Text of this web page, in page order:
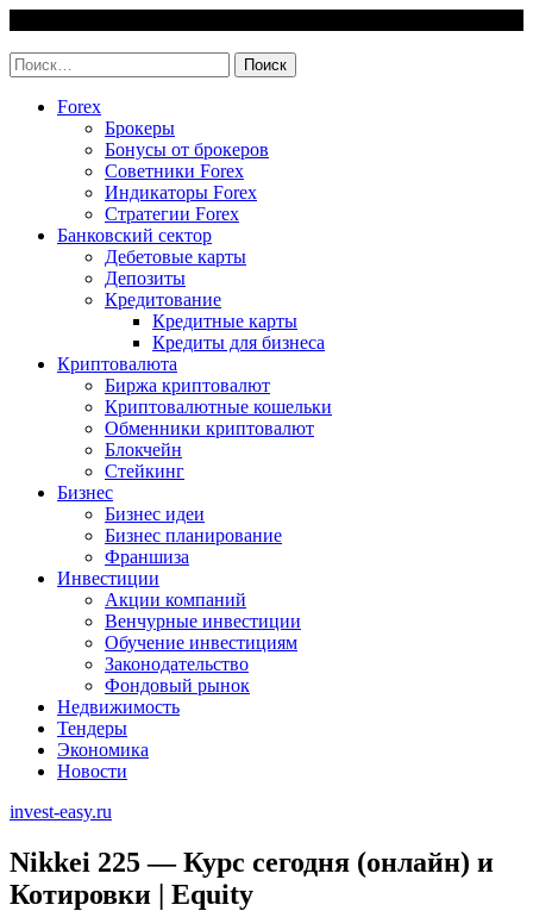
content
Найти:
Forex
Брокеры
Бонусы от брокеров
Советники Forex
Индикаторы Forex
Стратегии Forex
Банковский сектор
Дебетовые карты
Депозиты
Кредитование
Кредитные карты
Кредиты для бизнеса
Криптовалюта
Биржа криптовалют
Криптовалютные кошельки
Обменники криптовалют
Блокчейн
Стейкинг
Бизнес
Бизнес идеи
Бизнес планирование
Франшиза
Инвестиции
Акции компаний
Венчурные инвестиции
Обучение инвестициям
Законодательство
Фондовый рынок
Недвижимость
Тендеры
Экономика
Новости
invest-easy.ru
Nikkei 225 — Курс сегодня (онлайн) и
Котировки | Equity